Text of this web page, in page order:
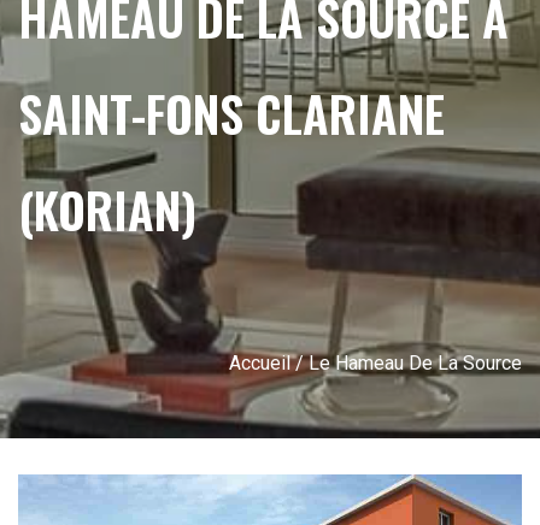
HAMEAU DE LA SOURCE À
SAINT-FONS CLARIANE
(KORIAN)
Accueil/ Le Hameau De La Source